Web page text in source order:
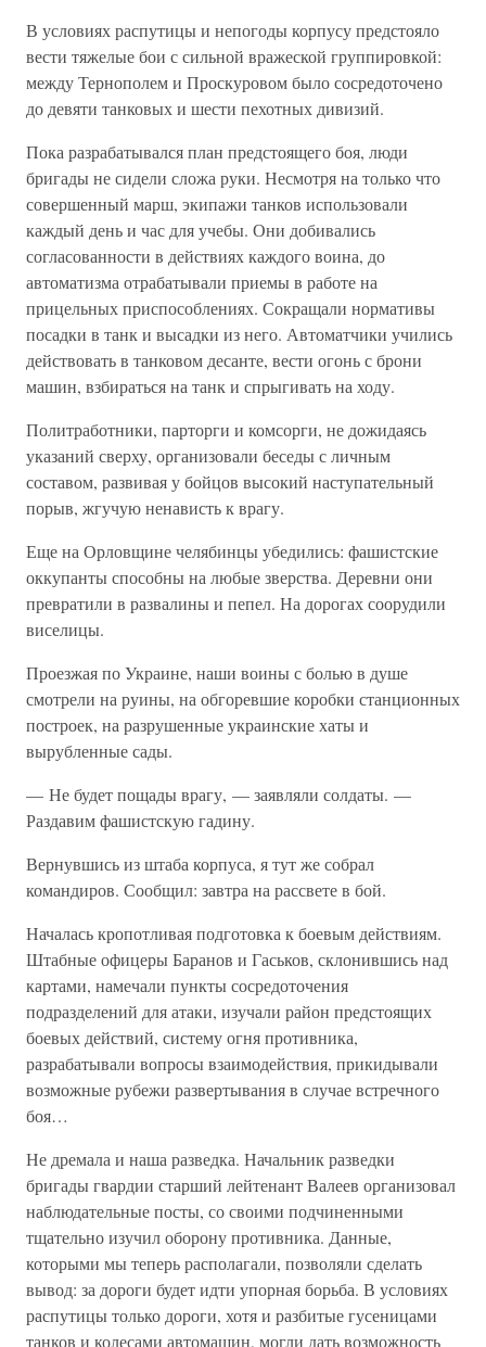
В условиях распутицы и непогоды корпусу предстояло
вести тяжелые бои с сильной вражеской группировкой:
между Тернополем и Проскуровом было сосредоточено
до девяти танковых и шести пехотных дивизий.
Пока разрабатывался план предстоящего боя, люди
бригады не сидели сложа руки. Несмотря на только что
совершенный марш, экипажи танков использовали
каждый день и час для учебы. Они добивались
согласованности в действиях каждого воина, до
автоматизма отрабатывали приемы в работе на
прицельных приспособлениях. Сокращали нормативы
посадки в танк и высадки из него. Автоматчики учились
действовать в танковом десанте, вести огонь с брони
машин, взбираться на танк и спрыгивать на ходу.
Политработники, парторги и комсорги, не дожидаясь
указаний сверху, организовали беседы с личным
составом, развивая у бойцов высокий наступательный
порыв, жгучую ненависть к врагу.
Еще на Орловщине челябинцы убедились: фашистские
оккупанты способны на любые зверства. Деревни они
превратили в развалины и пепел. На дорогах соорудили
виселицы.
Проезжая по Украине, наши воины с болью в душе
смотрели на руины, на обгоревшие коробки станционных
построек, на разрушенные украинские хаты и
вырубленные сады.
— Не будет пощады врагу, — заявляли солдаты. —
Раздавим фашистскую гадину.
Вернувшись из штаба корпуса, я тут же собрал
командиров. Сообщил: завтра на рассвете в бой.
Началась кропотливая подготовка к боевым действиям.
Штабные офицеры Баранов и Гаськов, склонившись над
картами, намечали пункты сосредоточения
подразделений для атаки, изучали район предстоящих
боевых действий, систему огня противника,
разрабатывали вопросы взаимодействия, прикидывали
возможные рубежи развертывания в случае встречного
боя…
Не дремала и наша разведка. Начальник разведки
бригады гвардии старший лейтенант Валеев организовал
наблюдательные посты, со своими подчиненными
тщательно изучил оборону противника. Данные,
которыми мы теперь располагали, позволяли сделать
вывод: за дороги будет идти упорная борьба. В условиях
распутицы только дороги, хотя и разбитые гусеницами
танков и колесами автомашин, могли дать возможность